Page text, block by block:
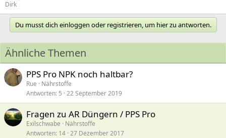
Dirk
Du musst dich einloggen oder registrieren, um hier zu antworten.
Ähnliche Themen
PPS Pro NPK noch haltbar?
Rue
Nährstoffe
Antworten 5 22 September 2019
Fragen zu AR Düngern / PPS Pro
Exilschwabe
Nährstoffe
Antworten 14 27 Dezember 2017